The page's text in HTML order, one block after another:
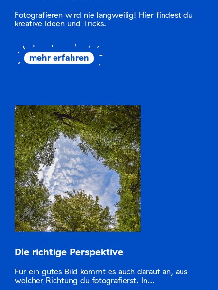
Fotografieren wird nie langweilig! Hier findest du
kreative Ideen und Tricks.
mehr erfahren
Die richtige Perspektive
Für ein gutes Bild kommt es auch darauf an, aus
welcher Richtung du fotografierst. In…